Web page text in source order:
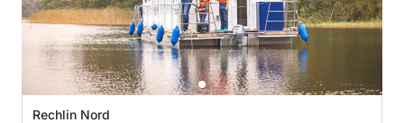
Rechlin Nord